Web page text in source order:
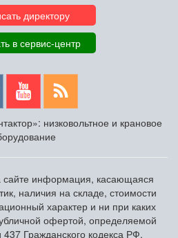
директору
в сервис-центр
низковольтное и крановое
сайте информация, касающаяся
наличия на складе, стоимости
характер и ни при каких
офертой, определяемой
Гражданского кодекса РФ.